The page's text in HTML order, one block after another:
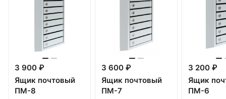
3 900 ₽
Ящик почтовый
ПМ-8
3 600 ₽
Ящик почтовый
ПМ-7
3 200 ₽
Ящик
ПМ-6